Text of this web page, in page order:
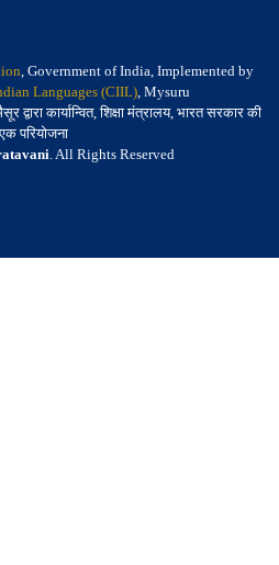
, Government of India, Implemented by
Languages (CIIL), Mysuru
कार्यान्वित, शिक्षा मंत्रालय, भारत सरकार की
परियोजना
. All Rights Reserved